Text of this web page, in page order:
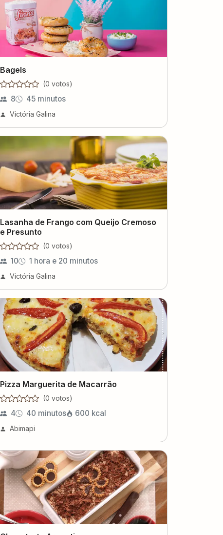
Bagels
(0 votos)
8 45 minutos
Victória Galina
Lasanha de Frango com Queijo Cremoso
e Presunto
(0 votos)
10 1 hora e 20 minutos
Victória Galina
Pizza Marguerita de Macarrão
(0 votos)
4 40 minutos 600 kcal
Abimapi